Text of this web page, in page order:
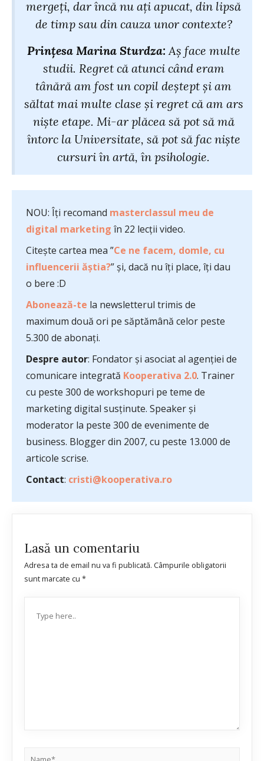
mergeți, dar încă nu ați apucat, din lipsă
de timp sau din cauza unor contexte?
Prințesa Marina Sturdza: Aș face multe
studii. Regret că atunci când eram
tânără am fost un copil deștept și am
săltat mai multe clase și regret că am ars
niște etape. Mi-ar plăcea să pot să mă
întorc la Universitate, să pot să fac niște
cursuri în artă, în psihologie.
NOU: Îți recomand masterclassul meu de
digital marketing în 22 lecții video.
Citește cartea mea ”Ce ne facem, domle, cu
influencerii ăștia?” și, dacă nu îți place, îți dau
o bere :D
Abonează-te la newsletterul trimis de
maximum două ori pe săptămână celor peste
5.300 de abonați.
Despre autor: Fondator și asociat al agenției de
comunicare integrată Kooperativa 2.0. Trainer
cu peste 300 de workshopuri pe teme de
marketing digital susținute. Speaker și
moderator la peste 300 de evenimente de
business. Blogger din 2007, cu peste 13.000 de
articole scrise.
Contact: cristi@kooperativa.ro
Lasă un comentariu
Adresa ta de email nu va fi publicată. Câmpurile obligatorii
sunt marcate cu *